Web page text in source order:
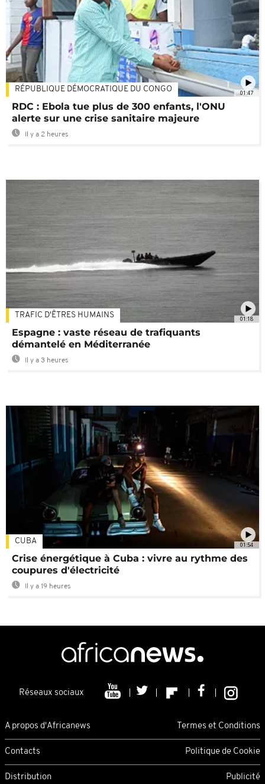
01:47
RÉPUBLIQUE DÉMOCRATIQUE DU CONGO
RDC : Ebola tue plus de 300 enfants, l'ONU
alerte sur une crise sanitaire majeure
Il y a 2 heures
01:18
TRAFIC D'ÊTRES HUMAINS
Espagne : vaste réseau de trafiquants
démantelé en Méditerranée
Il y a 3 heures
01:54
CUBA
Crise énergétique à Cuba : vivre au rythme des
coupures d'électricité
Il y a 19 heures
Réseaux sociaux
A propos d'Africanews Termes et Conditions
Contacts Politique de Cookie
Distribution Publicité